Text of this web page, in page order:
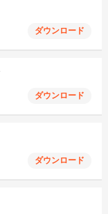
ダウンロード
ダウンロード
ダウンロード